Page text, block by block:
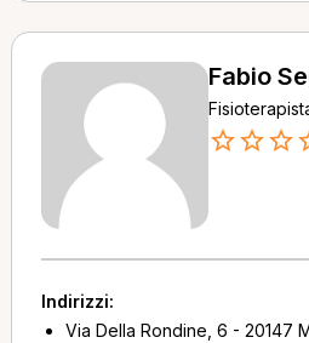
Fabio
Indirizzi:
Via Della Rondine, 6 - 20147